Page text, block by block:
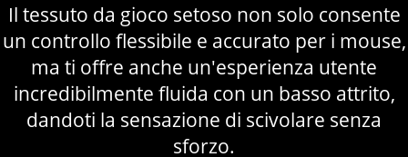
Il tessuto da gioco setoso non solo consente
un controllo flessibile e accurato per i mouse,
ma ti offre anche un'esperienza utente
incredibilmente fluida con un basso attrito,
dandoti la sensazione di scivolare senza
sforzo.